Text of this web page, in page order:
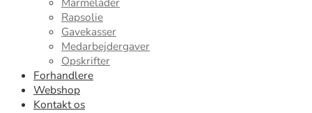
Rapsolie
Gavekasser
Medarbejdergaver
Opskrifter
Forhandlere
Webshop
Kontakt os